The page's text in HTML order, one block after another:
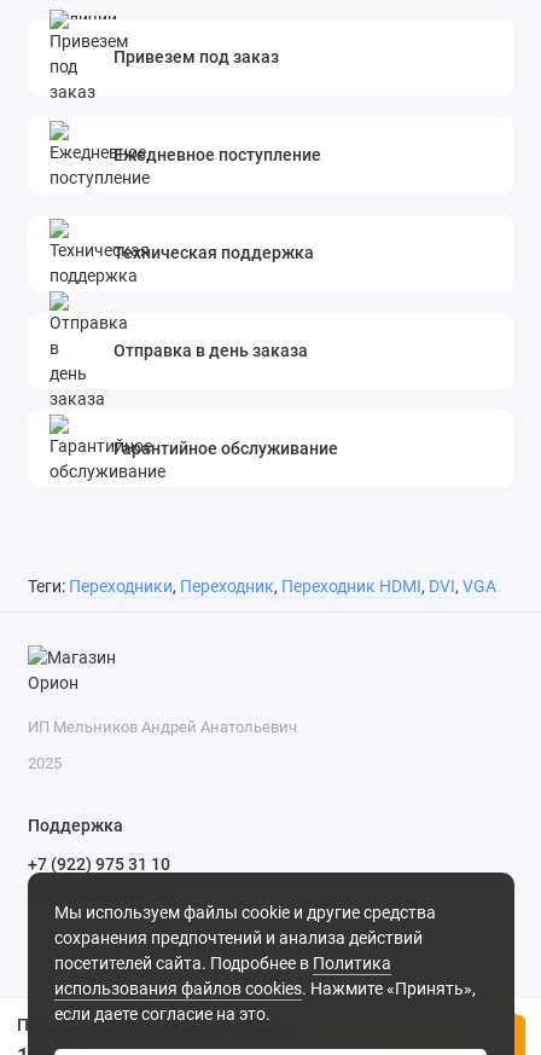
Привезем под заказ
Ежедневное поступление
Техническая поддержка
Отправка в день заказа
Гарантийное обслуживание
Теги: Переходники, Переходник, Переходник HDMI, DVI, VGA
Мы используем файлы cookie и другие средства
сохранения предпочтений и анализа действий
посетителей сайта. Подробнее в Политика
использования файлов cookies. Нажмите «Принять»,
если даете согласие на это.
ИП Мельников Андрей Анатольевич
2025
Поддержка
+7 (922) 975 31 10
+7 (909) 144 34 47
пн-пт с 9-00 до 18-00 часов,
сб с 10-00 до 15-00 часов,
вс выходной
(MSK, UTC+3)